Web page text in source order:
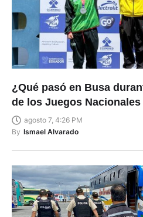
¿Qué pasó en Busa
de los Juegos
agosto 7, 4:26 PM
By Ismael Alvarado